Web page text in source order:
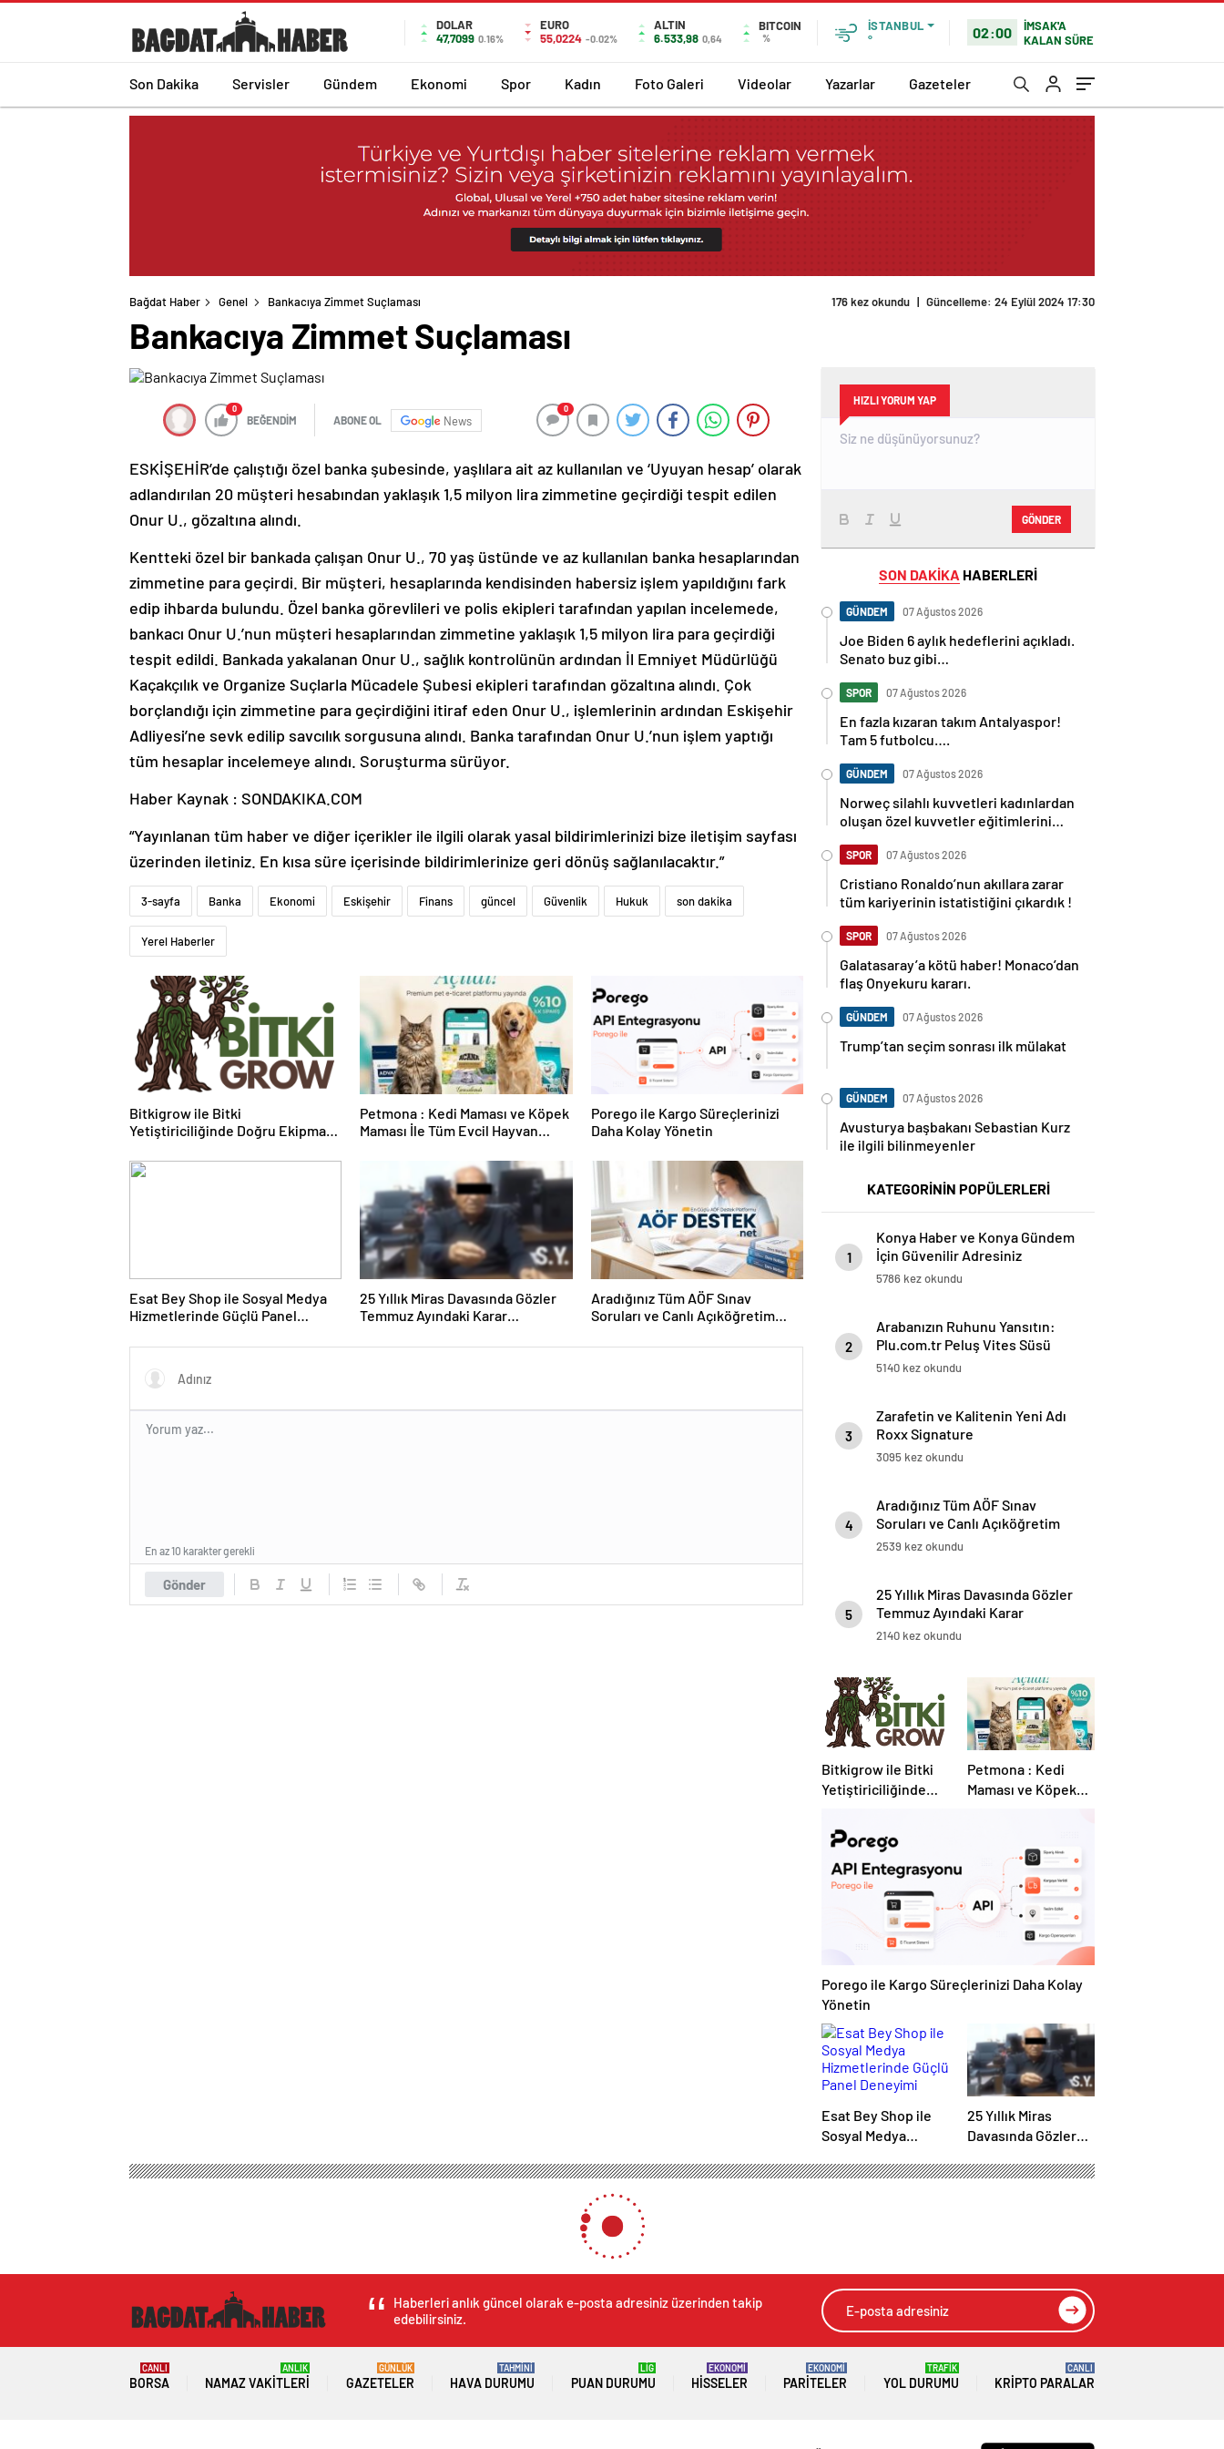
DOLAR
47,7099 0.16%
EURO
55,0224 -0.02%
ALTIN
6.533,98 0,64
BITCOIN
%
İSTANBUL
°
02:00
İMSAK'A
KALAN SÜRE
Son Dakika Servisler Gündem Ekonomi Spor Kadın Foto Galeri Videolar Yazarlar Gazeteler
Bağdat Haber Genel Bankacıya Zimmet Suçlaması 176 kez okundu | Güncelleme: 24 Eylül 2024 17:30
Bankacıya Zimmet Suçlaması
0
BEĞENDİM ABONE OL News
0
ESKİŞEHİR’de çalıştığı özel banka şubesinde, yaşlılara ait az kullanılan ve ‘Uyuyan hesap’ olarak
adlandırılan 20 müşteri hesabından yaklaşık 1,5 milyon lira zimmetine geçirdiği tespit edilen
Onur U., gözaltına alındı.
Kentteki özel bir bankada çalışan Onur U., 70 yaş üstünde ve az kullanılan banka hesaplarından
zimmetine para geçirdi. Bir müşteri, hesaplarında kendisinden habersiz işlem yapıldığını fark
edip ihbarda bulundu. Özel banka görevlileri ve polis ekipleri tarafından yapılan incelemede,
bankacı Onur U.’nun müşteri hesaplarından zimmetine yaklaşık 1,5 milyon lira para geçirdiği
tespit edildi. Bankada yakalanan Onur U., sağlık kontrolünün ardından İl Emniyet Müdürlüğü
Kaçakçılık ve Organize Suçlarla Mücadele Şubesi ekipleri tarafından gözaltına alındı. Çok
borçlandığı için zimmetine para geçirdiğini itiraf eden Onur U., işlemlerinin ardından Eskişehir
Adliyesi’ne sevk edilip savcılık sorgusuna alındı. Banka tarafından Onur U.’nun işlem yaptığı
tüm hesaplar incelemeye alındı. Soruşturma sürüyor.
Haber Kaynak : SONDAKIKA.COM
“Yayınlanan tüm haber ve diğer içerikler ile ilgili olarak yasal bildirimlerinizi bize iletişim sayfası
üzerinden iletiniz. En kısa süre içerisinde bildirimlerinize geri dönüş sağlanılacaktır.”
3-sayfa Banka Ekonomi Eskişehir Finans güncel Güvenlik Hukuk son dakika
Yerel Haberler
Bitkigrow ile Bitki
Yetiştiriciliğinde Doğru Ekipman
Petmona : Kedi Maması ve Köpek
Maması İle Tüm Evcil Hayvan
Porego ile Kargo Süreçlerinizi
Daha Kolay Yönetin
Esat Bey Shop ile Sosyal Medya
Hizmetlerinde Güçlü Panel
25 Yıllık Miras Davasında Gözler
Temmuz Ayındaki Karar
Aradığınız Tüm AÖF Sınav
Soruları ve Canlı Açıköğretim
Gönder
En az 10 karakter gerekli
HIZLI YORUM YAP
GÖNDER
SON DAKİKA HABERLERİ
GÜNDEM 07 Ağustos 2026
Joe Biden 6 aylık hedeflerini açıkladı.
Senato buz gibi…
SPOR 07 Ağustos 2026
En fazla kızaran takım Antalyaspor!
Tam 5 futbolcu….
GÜNDEM 07 Ağustos 2026
Norweç silahlı kuvvetleri kadınlardan
oluşan özel kuvvetler eğitimlerini
SPOR 07 Ağustos 2026
Cristiano Ronaldo’nun akıllara zarar
tüm kariyerinin istatistiğini çıkardık !
SPOR 07 Ağustos 2026
Galatasaray’a kötü haber! Monaco’dan
flaş Onyekuru kararı.
GÜNDEM 07 Ağustos 2026
Trump’tan seçim sonrası ilk mülakat
GÜNDEM 07 Ağustos 2026
Avusturya başbakanı Sebastian Kurz
ile ilgili bilinmeyenler
KATEGORİNİN POPÜLERLERİ
1
Konya Haber ve Konya Gündem
İçin Güvenilir Adresiniz
5786 kez okundu
2
Arabanızın Ruhunu Yansıtın:
Plu.com.tr Peluş Vites Süsü
Modelleri
5140 kez okundu
3
Zarafetin ve Kalitenin Yeni Adı
Roxx Signature
3095 kez okundu
4
Aradığınız Tüm AÖF Sınav
Soruları ve Canlı Açıköğretim
Forumu Burada
2539 kez okundu
5
25 Yıllık Miras Davasında Gözler
Temmuz Ayındaki Karar
Duruşmasına Çevrildi
2140 kez okundu
Bitkigrow ile Bitki
Yetiştiriciliğinde
Ürün Seçimi
Petmona : Kedi
Maması ve Köpek
Porego ile Kargo Süreçlerinizi Daha Kolay
Yönetin
Esat Bey Shop ile
Sosyal Medya
Güçlü Panel
25 Yıllık Miras
Davasında Gözler
Karar Duruşmasına
Haberleri anlık güncel olarak e-posta adresiniz üzerinden takip
edebilirsiniz.
BORSA
CANLI
NAMAZ VAKITLERI
ANLIK
GAZETELER
GÜNLÜK
HAVA DURUMU
TAHMİNİ
PUAN DURUMU
LİG
HISSELER
EKONOMİ
PARITELER
EKONOMİ
YOL DURUMU
TRAFİK
KRIPTO PARALAR
CANLI